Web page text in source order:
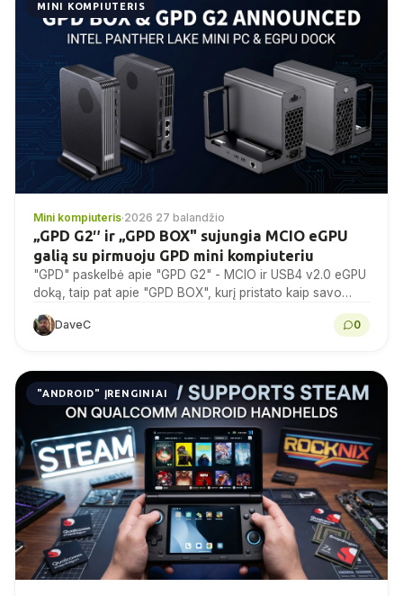
MINI KOMPIUTERIS
Mini kompiuteris·2026 27 balandžio
„GPD G2″ ir „GPD BOX" sujungia MCIO eGPU
galią su pirmuoju GPD mini kompiuteriu
"GPD" paskelbė apie "GPD G2" - MCIO ir USB4 v2.0 eGPU
doką, taip pat apie "GPD BOX", kurį pristato kaip savo
DaveC 0
"ANDROID" ĮRENGINIAI